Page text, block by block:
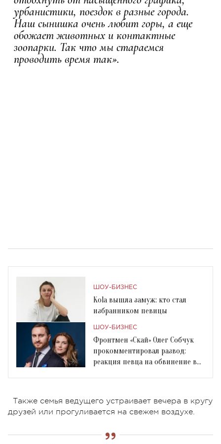
урбанистики, поездок в разные города.
Наш сынишка очень любит горы, а еще
обожает животных и контактные
зоопарки. Так что мы стараемся
проводить время так».
ШОУ-БИЗНЕС
Kola вышла замуж: кто стал
избранником певицы
ШОУ-БИЗНЕС
Фронтмен «Скай» Олег Собчук
прокомментировал развод:
реакция певца на обвинение в
Также семья ведущего устраивает вечера в кругу
друзей или прогуливается на свежем воздухе.